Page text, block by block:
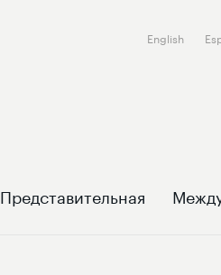
English
Представительная